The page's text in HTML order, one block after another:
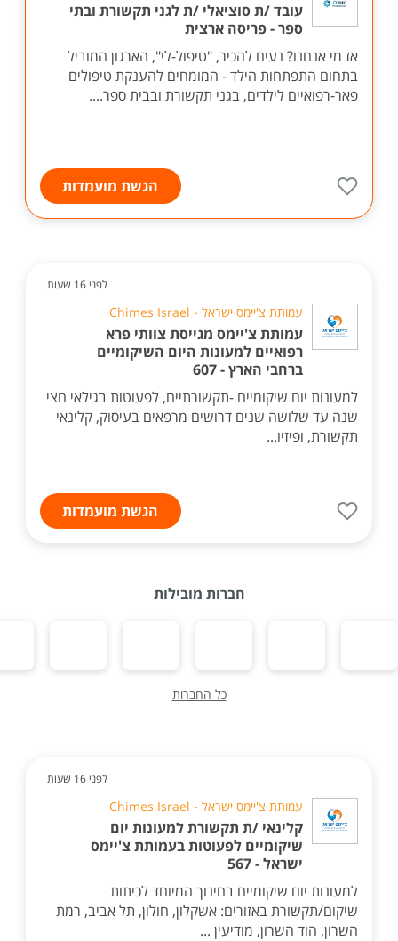
עובד /ת סוציאלי /ת לגני תקשורת ובתי
ספר - פריסה ארצית
אז מי אנחנו? נעים להכיר, "טיפול-לי", הארגון המוביל
בתחום התפתחות הילד - המומחים להענקת טיפולים
פאר-רפואיים לילדים, בגני תקשורת ובבית ספר....
הגשת מועמדות
לפני 16 שעות
עמותת צ'יימס ישראל - Chimes Israel
עמותת צ'יימס מגייסת צוותי פרא
רפואיים למעונות היום השיקומיים
ברחבי הארץ - 607
למעונות יום שיקומיים -תקשורתיים, לפעוטות בגילאי חצי
שנה עד שלושה שנים דרושים מרפאים בעיסוק, קלינאי
תקשורת, ופיזיו...
הגשת מועמדות
חברות מובילות
כל החברות
לפני 16 שעות
עמותת צ'יימס ישראל - Chimes Israel
קלינאי /ת תקשורת למעונות יום
שיקומיים לפעוטות בעמותת צ'יימס
ישראל - 567
למעונות יום שיקומיים בחינוך המיוחד לכיתות
שיקום/תקשורת באזורים: אשקלון, חולון, תל אביב, רמת
השרון, הוד השרון, מודיעין ...